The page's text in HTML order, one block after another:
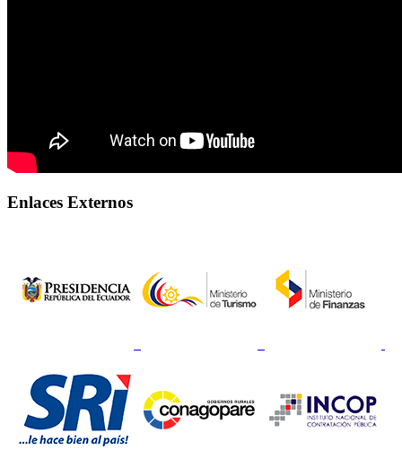
Enlaces Externos